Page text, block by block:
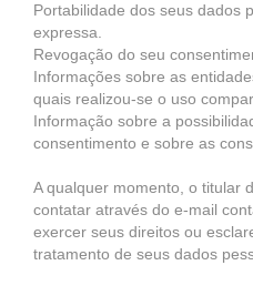
Portabilidade dos seus dados
expressa.
Revogação do seu
Informações sobre as
quais realizou-se o uso
Informação sobre a
consentimento e sobre as
A qualquer momento, o titular
contatar através do e-mail
exercer seus direitos ou
tratamento de seus dados